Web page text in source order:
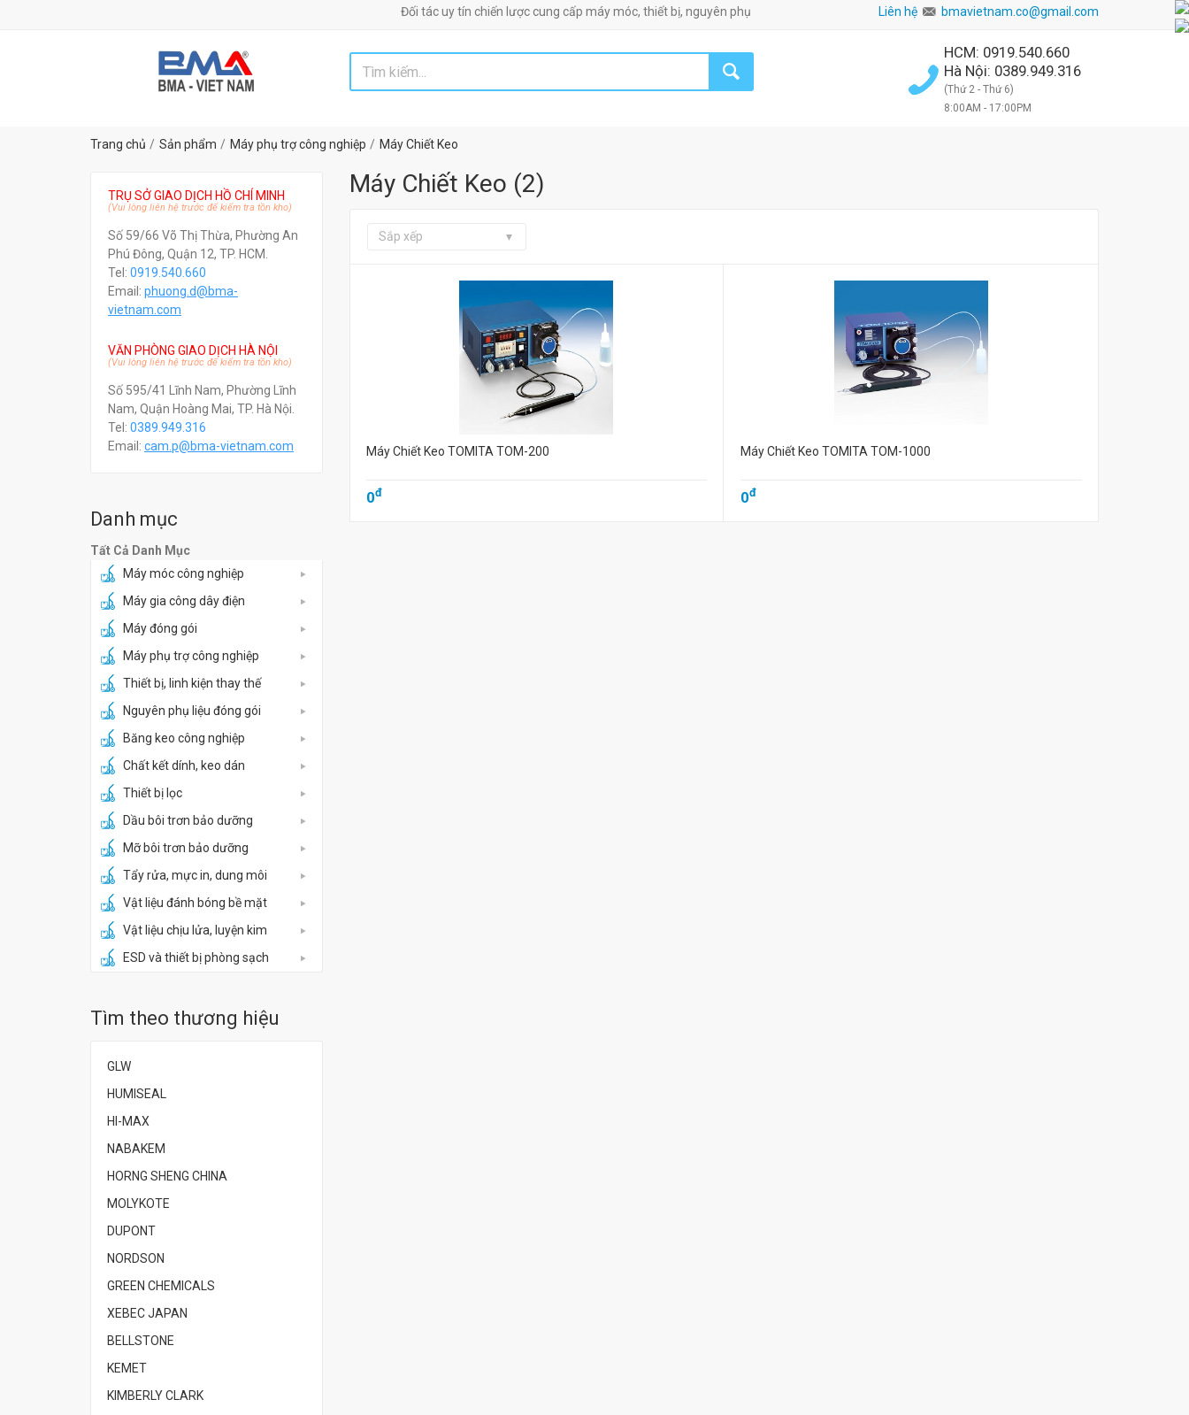
Đối tác uy tín chiến lược cung cấp máy móc, thiết bị, nguyên phụ liệu công nghiệp! Liên hệ bmavietnam.co@gmail.com
HCM: 0919.540.660
Hà Nội: 0389.949.316
(Thứ 2 - Thứ 6)
8:00AM - 17:00PM
Trang chủ Sản phẩm Máy phụ trợ công nghiệp Máy Chiết Keo
TRỤ SỞ GIAO DỊCH HỒ CHÍ MINH
(Vui lòng liên hệ trước để kiểm tra tồn kho)
Số 59/66 Võ Thị Thừa, Phường An
Phú Đông, Quận 12, TP. HCM.
Tel: 0919.540.660
Email: phuong.d@bma-
vietnam.com
VĂN PHÒNG GIAO DỊCH HÀ NỘI
(Vui lòng liên hệ trước để kiểm tra tồn kho)
Số 595/41 Lĩnh Nam, Phường Lĩnh
Nam, Quận Hoàng Mai, TP. Hà Nội.
Tel: 0389.949.316
Email: cam.p@bma-vietnam.com
Danh mục
Tất Cả Danh Mục
Máy móc công nghiệp
Máy gia công dây điện
Máy đóng gói
Máy phụ trợ công nghiệp
Thiết bị, linh kiện thay thế
Nguyên phụ liệu đóng gói
Băng keo công nghiệp
Chất kết dính, keo dán
Thiết bị lọc
Dầu bôi trơn bảo dưỡng
Mỡ bôi trơn bảo dưỡng
Tẩy rửa, mực in, dung môi
Vật liệu đánh bóng bề mặt
Vật liệu chịu lửa, luyện kim
ESD và thiết bị phòng sạch
Tìm theo thương hiệu
GLW
HUMISEAL
HI-MAX
NABAKEM
HORNG SHENG CHINA
MOLYKOTE
DUPONT
NORDSON
GREEN CHEMICALS
XEBEC JAPAN
BELLSTONE
KEMET
KIMBERLY CLARK
Máy Chiết Keo (2)
Sắp xếp
Máy Chiết Keo TOMITA TOM-200
0đ
Máy Chiết Keo TOMITA TOM-1000
0đ